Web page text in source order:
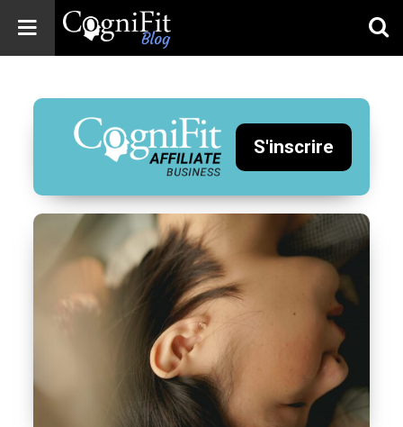
Blog: Brain
Health
News
Brain Training,
Mental Health, and
Wellness
S'inscrire